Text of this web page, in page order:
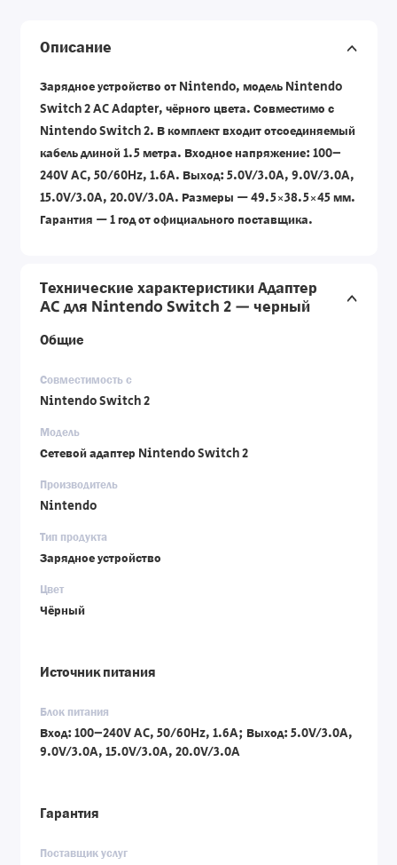
Описание
Зарядное устройство от Nintendo, модель Nintendo
Switch 2 AC Adapter, чёрного цвета. Совместимо с
Nintendo Switch 2. В комплект входит отсоединяемый
кабель длиной 1.5 метра. Входное напряжение: 100–
240V AC, 50/60Hz, 1.6A. Выход: ‎5.0V/3.0A, ‎9.0V/3.0A,
‎15.0V/3.0A, ‎20.0V/3.0A. Размеры — 49.5×38.5×45 мм.
Гарантия — 1 год от официального поставщика.
Технические характеристики Адаптер
AC для Nintendo Switch 2 — черный
Общие
Совместимость с
Nintendo Switch 2
Модель
Сетевой адаптер Nintendo Switch 2
Производитель
Nintendo
Тип продукта
Зарядное устройство
Цвет
Чёрный
Источник питания
Блок питания
Вход: 100–240V AC, 50/60Hz, 1.6A; Выход: 5.0V/3.0A,
9.0V/3.0A, 15.0V/3.0A, 20.0V/3.0A
Гарантия
Поставщик услуг